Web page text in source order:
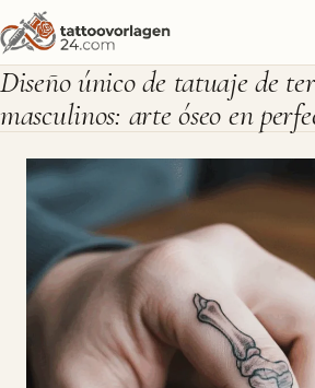
Diseño único de tatuaje de
masculinos: arte óseo en